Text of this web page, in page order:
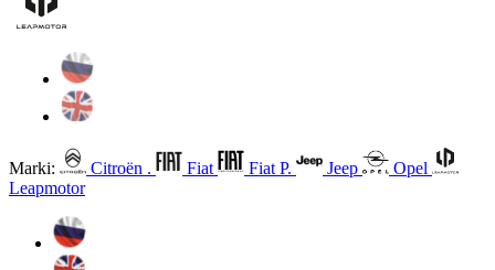
Marki: Citroën . Fiat Fiat P. Jeep
Opel
Leapmotor